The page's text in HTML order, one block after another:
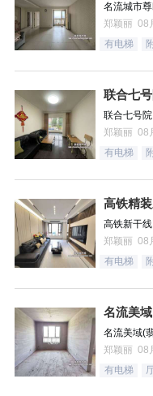
名流城市
郑颖丽 08
有电梯
联合七
联合七号
郑颖丽 08
有电梯
高铁精
高铁新干
郑颖丽 08
有电梯
名流美
名流美域(
郑颖丽 08
有电梯